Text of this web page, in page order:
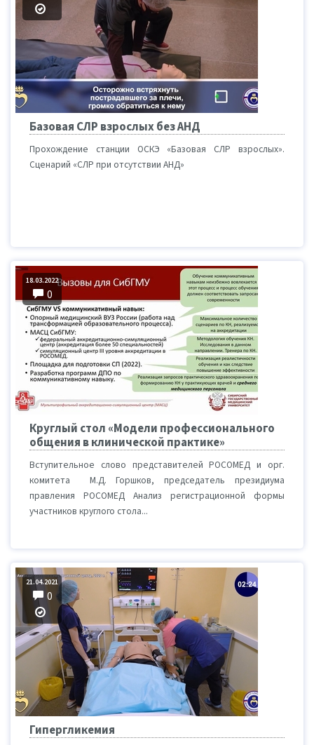
Базовая СЛР взрослых без АНД
Прохождение станции ОСКЭ «Базовая СЛР взрослых».
Сценарий «СЛР при отсутствии АНД»
18.03.2022
0
Круглый стол «Модели профессионального
общения в клинической практике»
Вступительное слово представителей РОСОМЕД и орг.
комитета М.Д. Горшков, председатель президиума
правления РОСОМЕД Анализ регистрационной формы
участников круглого cтола...
21.04.2021
0
Гипергликемия